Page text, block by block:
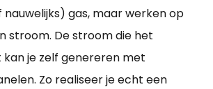
nauwelijks) gas, maar werken op
stroom. De stroom die het
je zelf genereren met
Zo realiseer je echt een